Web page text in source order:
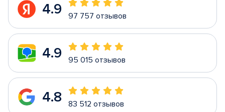
4.9 97 757 отзывов
4.9 95 015 отзывов
4.8 83 512 отзывов